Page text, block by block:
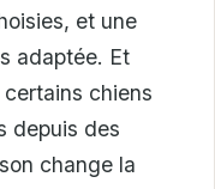
et une
adaptée. Et
chiens
depuis des
change la